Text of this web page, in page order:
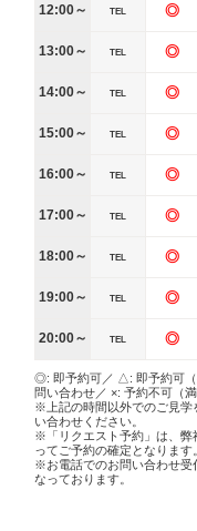
12:00～ TEL ◎
13:00～ TEL ◎
14:00～ TEL ◎
15:00～ TEL ◎
16:00～ TEL ◎
17:00～ TEL ◎
18:00～ TEL ◎
19:00～ TEL ◎
20:00～ TEL ◎
◎: 即予約可／ △: 即予約可（
問い合わせ／ ×: 予約不可（
※上記の時間以外でのご見学
い合わせください。
※「リクエスト予約」は、弊
ってご予約の確定となります
※お電話でのお問い合わせ受
なっております。